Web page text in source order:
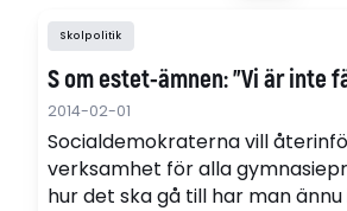
Skolpolitik
S om estet-ämnen: "Vi är inte
2014-02-01
Socialdemokraterna vill
verksamhet för alla
hur det ska gå till har man